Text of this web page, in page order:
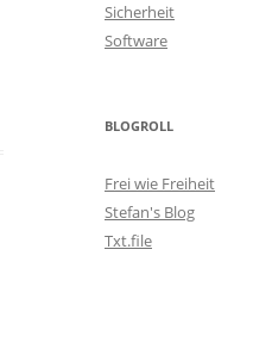
Sicherheit
Software
BLOGROLL
Frei wie Freiheit
Stefan's Blog
Txt.file